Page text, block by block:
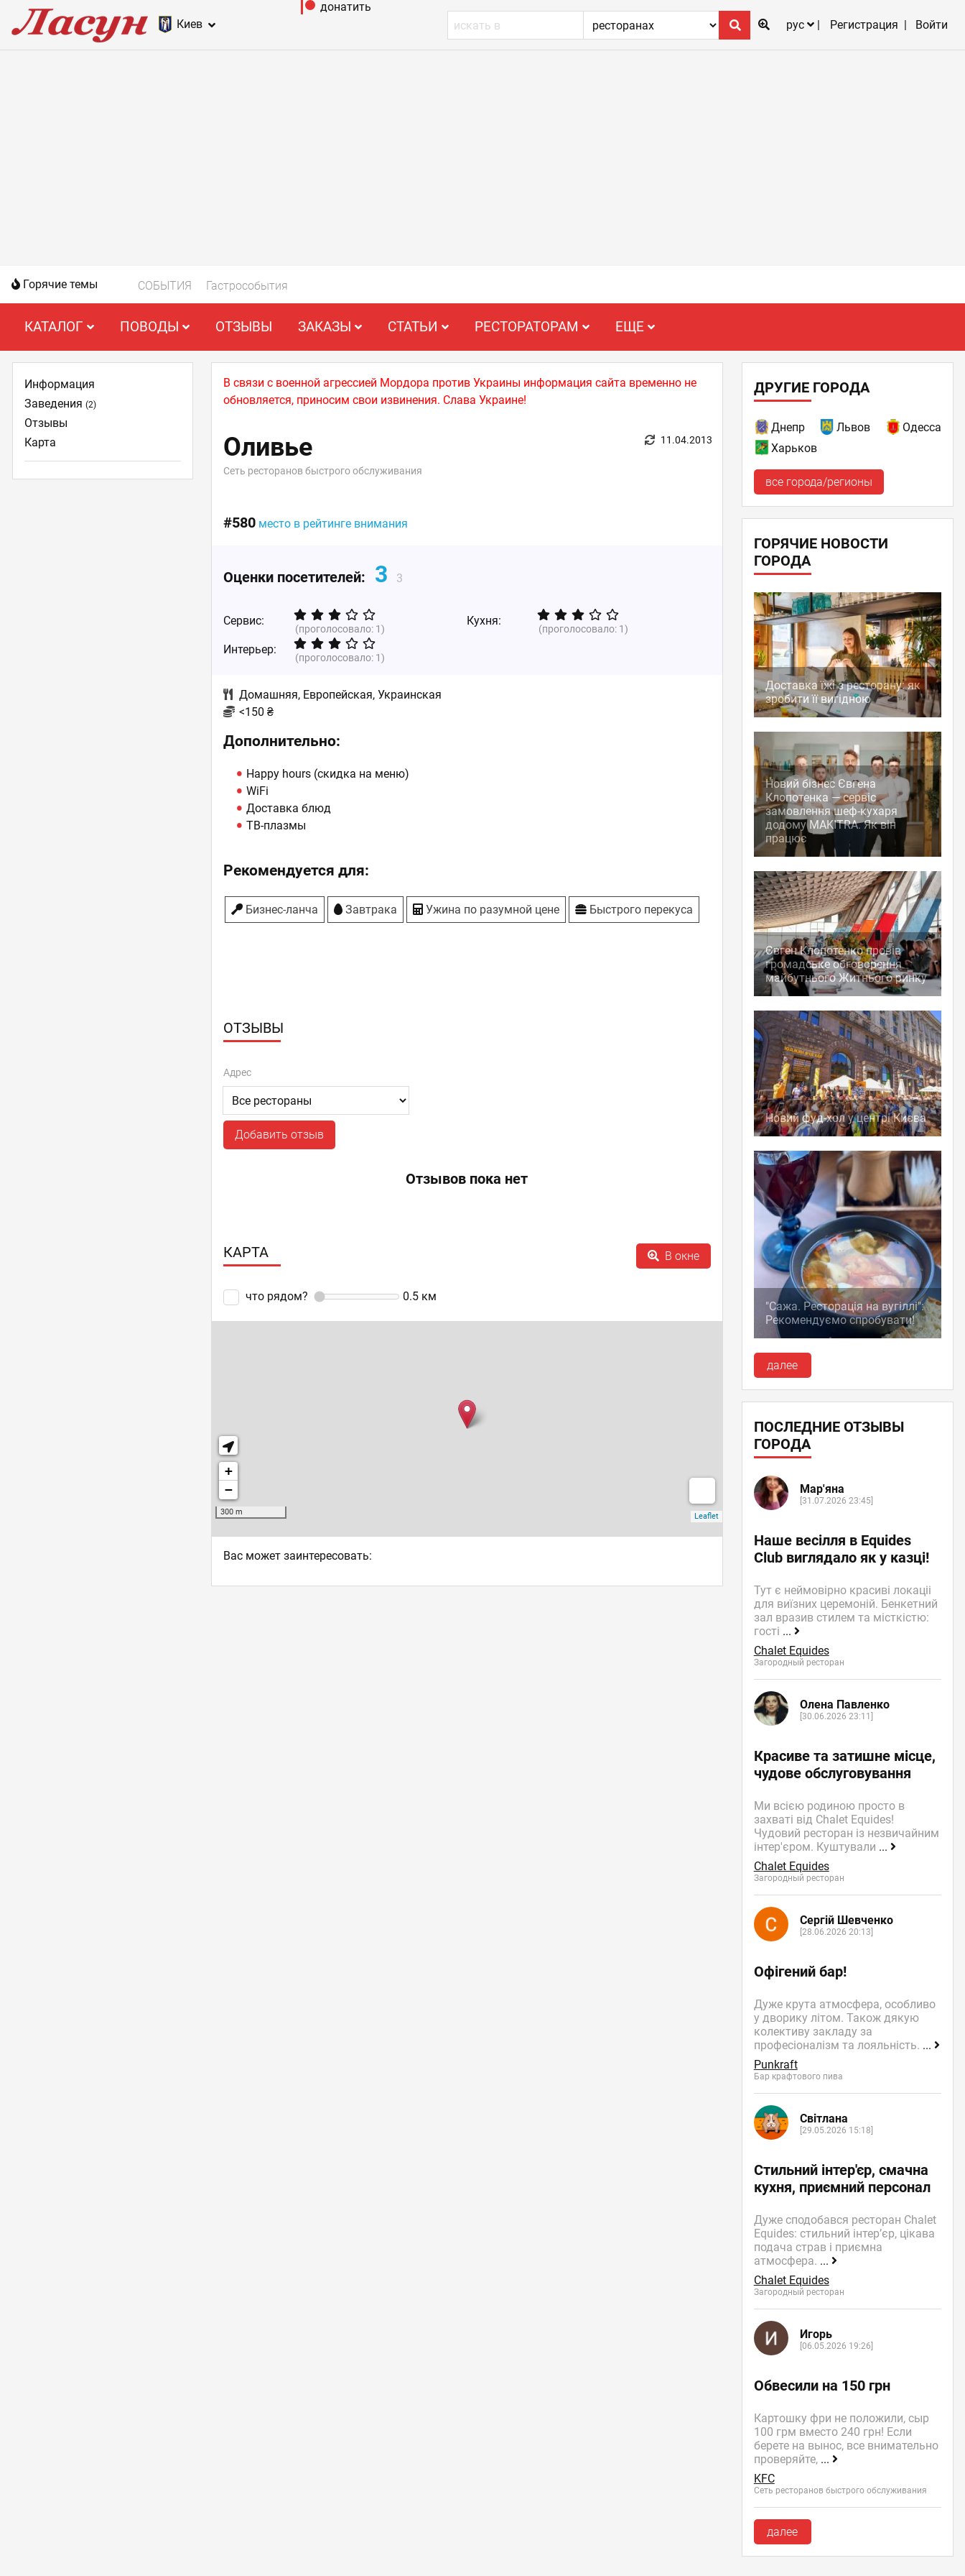
Киев
донатить
рус
Регистрация Войти
Горячие темы СОБЫТИЯ Гастрособытия
КАТАЛОГ ПОВОДЫ ОТЗЫВЫ ЗАКАЗЫ СТАТЬИ РЕСТОРАТОРАМ ЕЩЕ
В связи с военной агрессией Мордора против Украины информация сайта временно не
обновляется, приносим свои извинения. Слава Украине!
Оливье
Сеть ресторанов быстрого обслуживания
11.04.2013
#580 место в рейтинге внимания
Оценки посетителей: 3 3
Сервис:
(проголосовало: 1)
Кухня:
(проголосовало: 1)
Интерьер:
(проголосовало: 1)
Домашняя, Европейская,Украинская
<150 ₴
Дополнительно:
Happy hours (скидка на меню)
WiFi
Доставка блюд
ТВ-плазмы
Рекомендуется для:
Бизнес-ланча Завтрака Ужина по разумной цене Быстрого перекуса
ОТЗЫВЫ
Адрес
Добавить отзыв
Отзывов пока нет
КАРТА В окне
что рядом? 0.5 км
Информация
Заведения(2)
Отзывы
Карта
Ваc может заинтересовать:
ДРУГИЕ ГОРОДА
Днепр Львов
Одесса
Харьков
все города/регионы
ГОРЯЧИЕ НОВОСТИ
ГОРОДА
Доставка їжі з ресторану: як
зробити її вигідною
Новий бізнес Євгена
Клопотенка — сервіс
замовлення шеф-кухаря
додому MAKITRA. Як він
працює
Євген Клопотенко провів
громадське обговорення
майбутнього Житнього ринку
Новий фуд-хол у центрі Києва
"Сажа. Ресторація на вугіллі":
Рекомендуємо спробувати!
далее
ПОСЛЕДНИЕ ОТЗЫВЫ
ГОРОДА
Мар'яна
[31.07.2026 23:45]
Наше весілля в Equides
Club виглядало як у казці!
Тут є неймовірно красиві локаціі
для виїзних церемоній. Бенкетний
зал вразив стилем та місткістю:
гості ...
Chalet Equides
Загородный ресторан
Олена Павленко
[30.06.2026 23:11]
Красиве та затишне місце,
чудове обслуговування
Ми всією родиною просто в
захваті від Chalet Equides!
Чудовий ресторан із незвичайним
інтер'єром. Куштували ...
Chalet Equides
Загородный ресторан
Сергій Шевченко
[28.06.2026 20:13]
Офігений бар!
Дуже крута атмосфера, особливо
у дворику літом. Також дякую
колективу закладу за
професіоналізм та лояльність. ...
Punkraft
Бар крафтового пива
Світлана
[29.05.2026 15:18]
Стильний інтер'єр, смачна
кухня, приємний персонал
Дуже сподобався ресторан Chalet
Equides: стильний інтер’єр, цікава
подача страв і приємна
атмосфера. ...
Chalet Equides
Загородный ресторан
Игорь
[06.05.2026 19:26]
Обвесили на 150 грн
Картошку фри не положили, сыр
100 грм вместо 240 грн! Если
берете на вынос, все внимательно
проверяйте, ...
KFC
Сеть ресторанов быстрого обслуживания
далее